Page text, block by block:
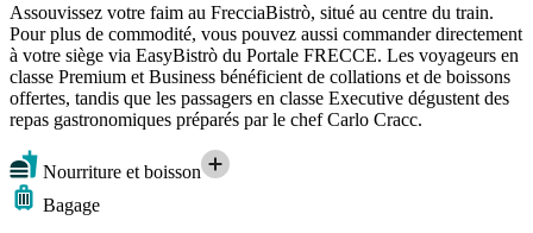
Assouvissez votre faim au FrecciaBistrò, situé au centre du train.
Pour plus de commodité, vous pouvez aussi commander directement
à votre siège via EasyBistrò du Portale FRECCE. Les voyageurs en
classe Premium et Business bénéficient de collations et de boissons
offertes, tandis que les passagers en classe Executive dégustent des
repas gastronomiques préparés par le chef Carlo Cracc.
Nourriture et boisson
Bagage